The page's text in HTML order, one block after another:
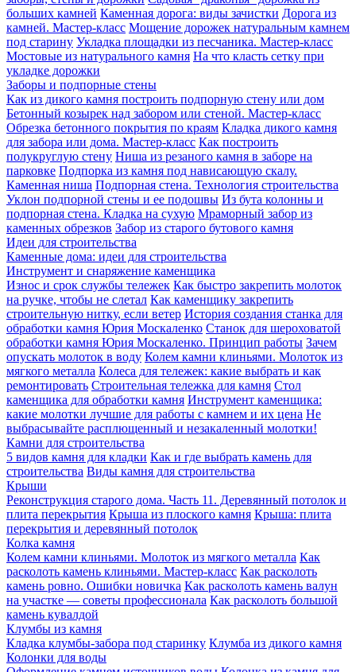
больших камней Каменная дорога: виды зачистки Дорога из
камней. Мастер-класс Мощение дорожек натуральным камнем
под старину Укладка площадки из песчаника. Мастер-класс
Мостовые из натурального камня На что класть сетку при
укладке дорожки
Заборы и подпорные стены
Как из дикого камня построить подпорную стену или дом
Бетонный козырек над забором или стеной. Мастер-класс
Обрезка бетонного покрытия по краям Кладка дикого камня
для забора или дома. Мастер-класс Как построить
полукруглую стену Ниша из резаного камня в заборе на
парковке Подпорка из камня под нависающую скалу.
Каменная ниша Подпорная стена. Технология строительства
Уклон подпорной стены и ее подошвы Из бута колонны и
подпорная стена. Кладка на сухую Мраморный забор из
каменных обрезков Забор из старого бутового камня
Идеи для строительства
Каменные дома: идеи для строительства
Инструмент и снаряжение каменщика
Износ и срок службы тележек Как быстро закрепить молоток
на ручке, чтобы не слетал Как каменщику закрепить
строительную нитку, если ветер История создания станка для
обработки камня Юрия Москаленко Станок для шероховатой
обработки камня Юрия Москаленко. Принцип работы Зачем
опускать молоток в воду Колем камни клиньями. Молоток из
мягкого металла Колеса для тележек: какие выбрать и как
ремонтировать Строительная тележка для камня Стол
каменщика для обработки камня Инструмент каменщика:
какие молотки лучшие для работы с камнем и их цена Не
выбрасывайте расплющенный и незакаленный молотки!
Камни для строительства
5 видов камня для кладки Как и где выбрать камень для
строительства Виды камня для строительства
Крыши
Реконструкция старого дома. Часть 11. Деревянный потолок и
плита перекрытия Крыша из плоского камня Крыша: плита
перекрытия и деревянный потолок
Колка камня
Колем камни клиньями. Молоток из мягкого металла Как
расколоть камень клиньями. Мастер-класс Как расколоть
камень ровно. Ошибки новичка Как расколоть камень валун
на участке — советы профессионала Как расколоть большой
камень кувалдой
Клумбы из камня
Кладка клумбы-забора под старинку Клумба из дикого камня
Колонки для воды